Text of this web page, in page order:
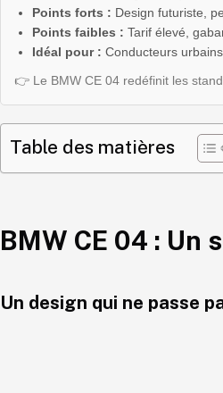
Points forts : Design futuriste,
Points faibles : Tarif élevé,
Idéal pour : Conducteurs
👉 Le BMW CE 04 redéfinit les
Table des matières
BMW CE 04 :
Un design qui ne passe